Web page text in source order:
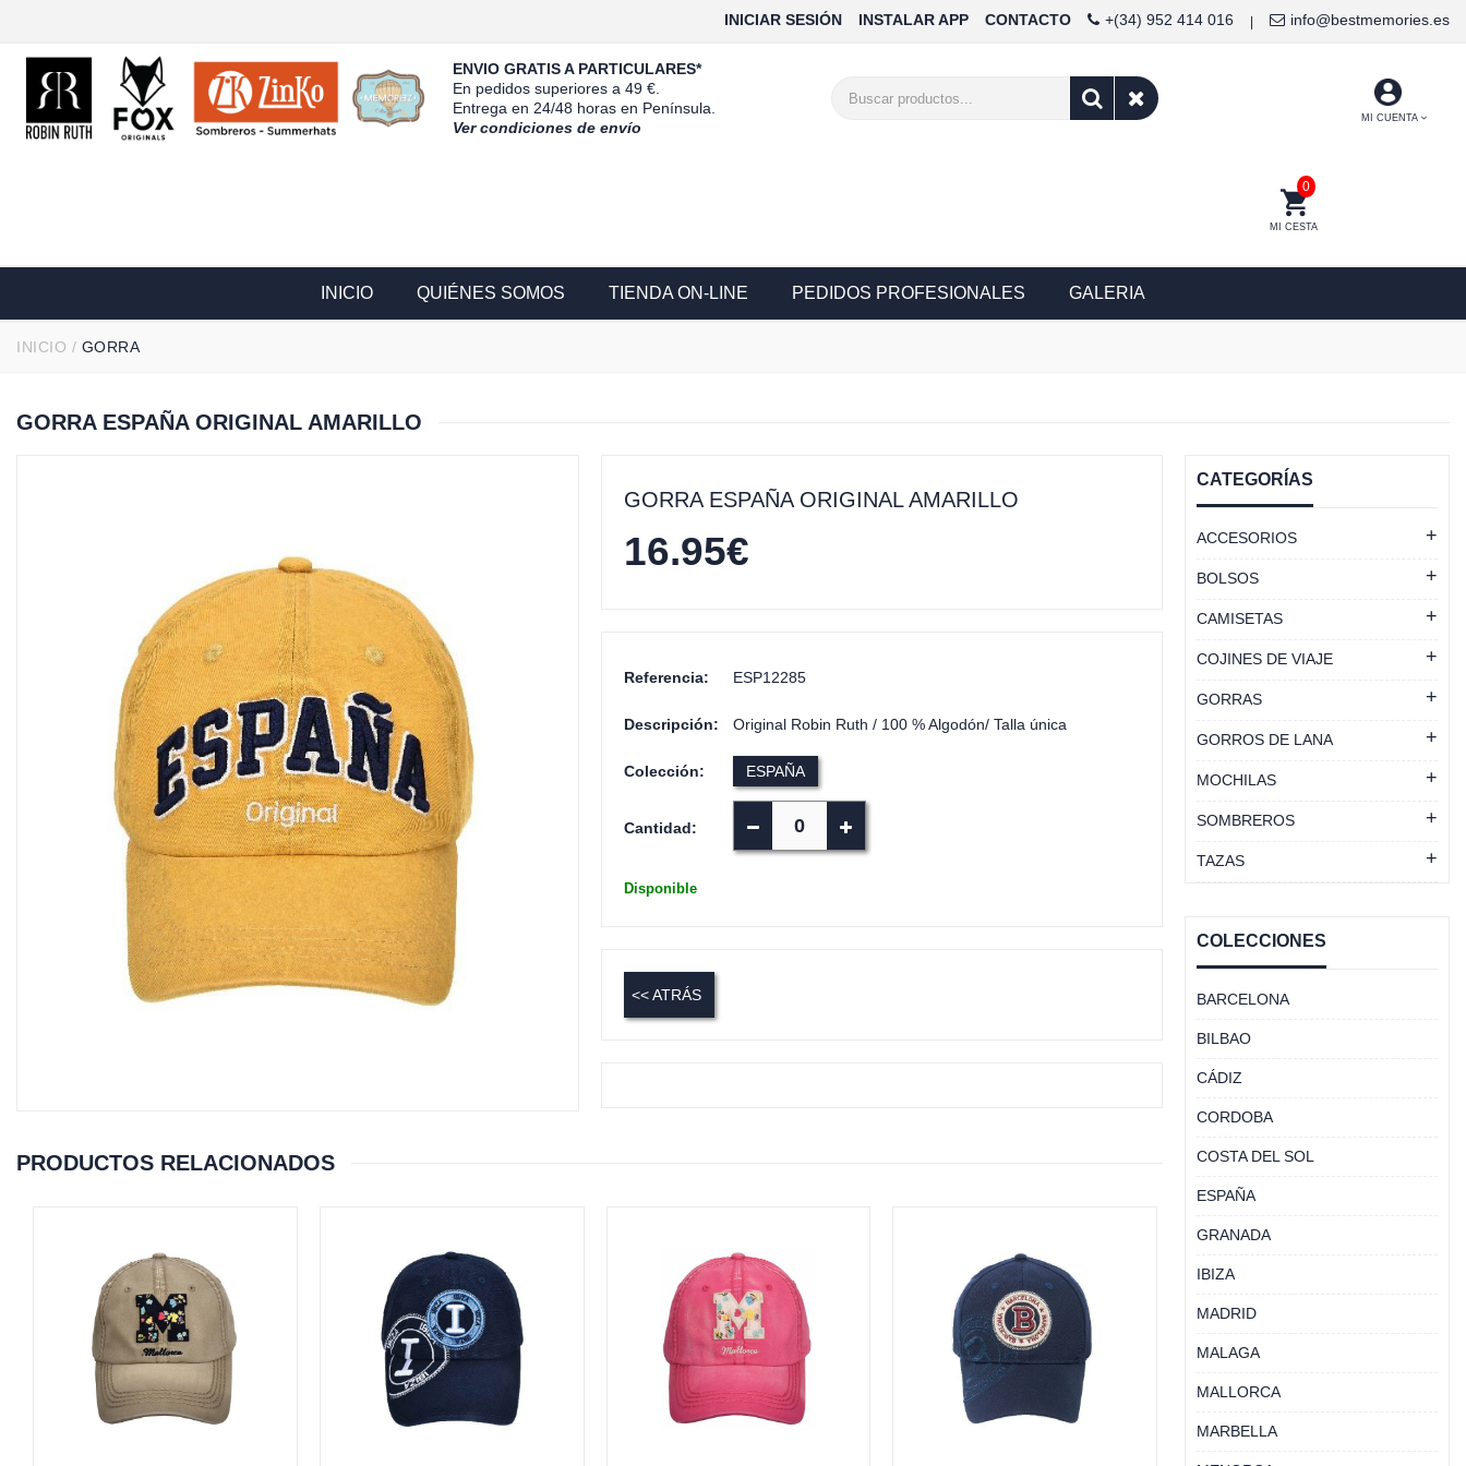
info@bestmemories.es
+(34) 952 414 016
CONTACTO
INSTALAR APP
INICIAR SESIÓN
ENVIO GRATIS A PARTICULARES*
En pedidos superiores a 49 €.
Entrega en 24/48 horas en Península.
Ver condiciones de envío
MI CUENTA
MI CESTA
0
INICIO QUIÉNES SOMOS TIENDA ON-LINE PEDIDOS PROFESIONALES GALERIA
INICIO / GORRA
GORRA ESPAÑA ORIGINAL AMARILLO
GORRA ESPAÑA ORIGINAL AMARILLO
16.95€
Referencia: ESP12285
Descripción: Original Robin Ruth / 100 % Algodón/ Talla única
Colección: ESPAÑA
Cantidad:
Disponible
<< ATRÁS
PRODUCTOS RELACIONADOS
CATEGORÍAS
ACCESORIOS
BOLSOS
CAMISETAS
COJINES DE VIAJE
GORRAS
GORROS DE LANA
MOCHILAS
SOMBREROS
TAZAS
COLECCIONES
BARCELONA
BILBAO
CÁDIZ
CORDOBA
COSTA DEL SOL
ESPAÑA
GRANADA
IBIZA
MADRID
MALAGA
MALLORCA
MARBELLA